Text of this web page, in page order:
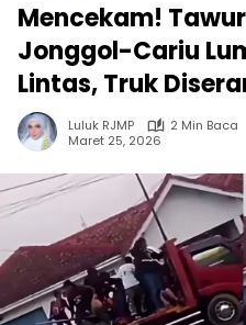
Mencekam!
Jonggol-Cariu
Lintas, Truk
Luluk RJMP
2 Min Baca
Maret 25, 2026